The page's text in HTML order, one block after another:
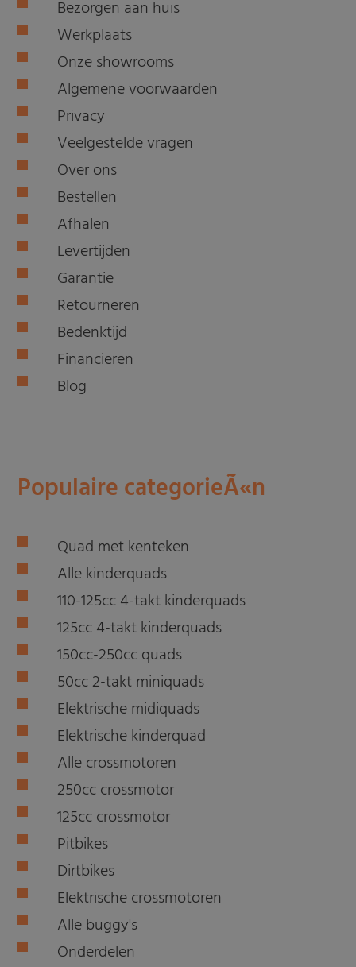
Bezorgen aan huis
Werkplaats
Onze showrooms
Algemene voorwaarden
Privacy
Veelgestelde vragen
Over ons
Bestellen
Afhalen
Levertijden
Garantie
Retourneren
Bedenktijd
Financieren
Blog
Populaire categorieÃ«n
Quad met kenteken
Alle kinderquads
110-125cc 4-takt kinderquads
125cc 4-takt kinderquads
150cc-250cc quads
50cc 2-takt miniquads
Elektrische midiquads
Elektrische kinderquad
Alle crossmotoren
250cc crossmotor
125cc crossmotor
Pitbikes
Dirtbikes
Elektrische crossmotoren
Alle buggy's
Onderdelen